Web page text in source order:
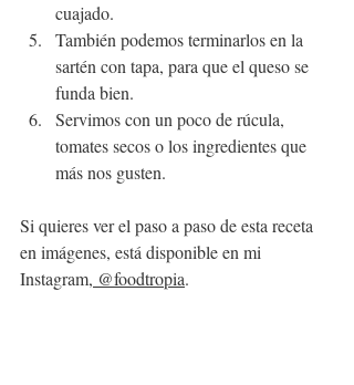
cuajado.
También podemos terminarlos en la
sartén con tapa, para que el queso se
funda bien.
Servimos con un poco de rúcula,
tomates secos o los ingredientes que
más nos gusten.
Si quieres ver el paso a paso de esta receta
en imágenes, está disponible en mi
Instagram, @foodtropia.